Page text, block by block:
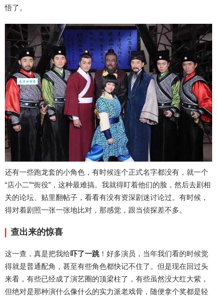
悟了。
还有一些跑龙套的小角色，有时候连个正式名字都没有，就一个
“店小二”“衙役”，这种最难搞。我就得盯着他们的脸，然后去剧相
关的论坛、贴里翻帖子，看看有没有资深剧迷讨论过。有时候，
得对着剧照一张一张地比对，那感觉，跟当侦探差不多。
查出来的惊喜
这一查，真是把我给吓了一跳！好多演员，当年我们看的时候觉
得就是普通配角，甚至有些角色都快记不住了。但是现在回过头
来看，有些已经成了演艺圈的顶梁柱了，有些虽然没大红大紫，
但绝对是那种演什么像什么的实力派老戏骨，随便拿个奖都是轻